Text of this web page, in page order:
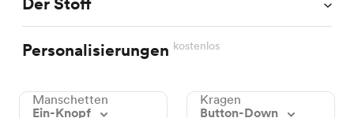
Personalisierungen kostenlos
Manschetten
Ein-Knopf
Kragen
Button-Down